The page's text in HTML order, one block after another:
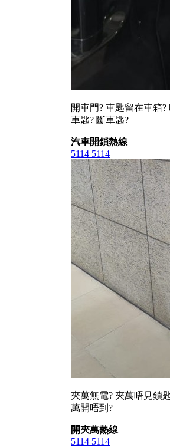
開車門? 車匙留在車箱?
車匙? 斷車匙?
汽車開鎖熱線
5114 5114
夾萬無電? 夾萬唔見鎖
萬開唔到?
開夾萬熱線
5114 5114